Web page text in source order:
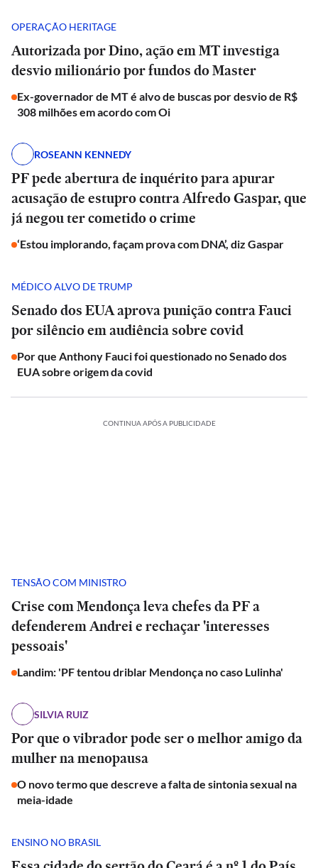
OPERAÇÃO HERITAGE
Autorizada por Dino, ação em MT investiga
desvio milionário por fundos do Master
Ex-governador de MT é alvo de buscas por desvio de R$
308 milhões em acordo com Oi
ROSEANN KENNEDY
PF pede abertura de inquérito para apurar
acusação de estupro contra Alfredo Gaspar, que
já negou ter cometido o crime
‘Estou implorando, façam prova com DNA’, diz Gaspar
MÉDICO ALVO DE TRUMP
Senado dos EUA aprova punição contra Fauci
por silêncio em audiência sobre covid
Por que Anthony Fauci foi questionado no Senado dos
EUA sobre origem da covid
CONTINUA APÓS A PUBLICIDADE
TENSÃO COM MINISTRO
Crise com Mendonça leva chefes da PF a
defenderem Andrei e rechaçar 'interesses
pessoais'
Landim: 'PF tentou driblar Mendonça no caso Lulinha'
SILVIA RUIZ
Por que o vibrador pode ser o melhor amigo da
mulher na menopausa
O novo termo que descreve a falta de sintonia sexual na
meia-idade
ENSINO NO BRASIL